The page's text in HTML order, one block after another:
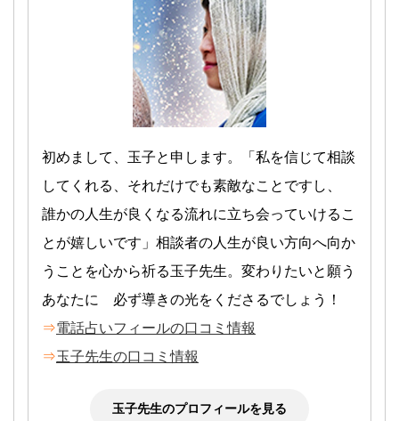
初めまして、玉子と申します。「私を信じて相談
してくれる、それだけでも素敵なことですし、
誰かの人生が良くなる流れに立ち会っていけるこ
とが嬉しいです」相談者の人生が良い方向へ向か
うことを心から祈る玉子先生。変わりたいと願う
あなたに 必ず導きの光をくださるでしょう！
⇒電話占いフィールの口コミ情報
⇒玉子先生の口コミ情報
玉子先生のプロフィールを見る